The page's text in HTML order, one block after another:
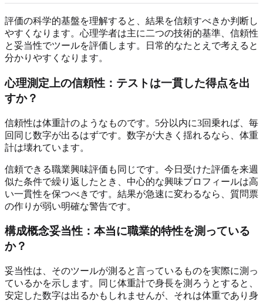
評価の科学的基盤を理解すると、結果を信頼すべきか判断し
やすくなります。心理学者は主に二つの技術的基準、信頼性
と妥当性でツールを評価します。日常的なたとえで考えると
分かりやすくなります。
心理測定上の信頼性：テストは一貫した得点を出
すか？
信頼性は体重計のようなものです。5分以内に3回乗れば、毎
回同じ数字が出るはずです。数字が大きく揺れるなら、体重
計は壊れています。
信頼できる職業興味評価も同じです。今日受けた評価を来週
似た条件で繰り返したとき、中心的な興味プロフィールは高
い一貫性を保つべきです。結果が急速に変わるなら、質問票
の作りが弱い明確な警告です。
構成概念妥当性：本当に職業的特性を測っている
か？
妥当性は、そのツールが測ると言っているものを実際に測っ
ているかを示します。同じ体重計で身長を測ろうとすると、
安定した数字は出るかもしれませんが、それは体重であり身